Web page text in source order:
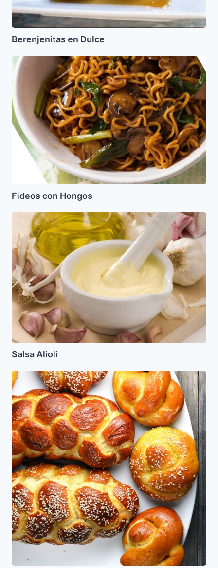
Berenjenitas en Dulce
Fideos
con
Fideos con Hongos
Salsa
Alioli
Salsa Alioli
Masa
para
Jala,
Pletzalej
y
otros
panes